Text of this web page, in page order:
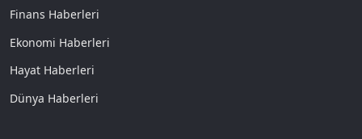
Finans Haberleri
Ekonomi Haberleri
Hayat Haberleri
Dünya Haberleri